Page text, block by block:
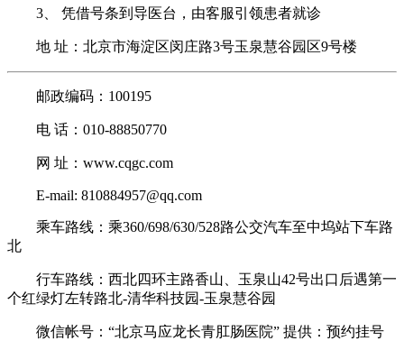
3、 凭借号条到导医台，由客服引领患者就诊
地 址：北京市海淀区闵庄路3号玉泉慧谷园区9号楼
邮政编码：100195
电 话：010-88850770
网 址：www.cqgc.com
E-mail: 810884957@qq.com
乘车路线：乘360/698/630/528路公交汽车至中坞站下车路
北
行车路线：西北四环主路香山、玉泉山42号出口后遇第一
个红绿灯左转路北-清华科技园-玉泉慧谷园
微信帐号：“北京马应龙长青肛肠医院” 提供：预约挂号